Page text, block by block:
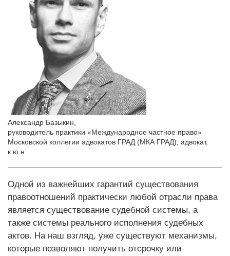
Александр Базыкин
руководитель практики «Международное частное право»
Московской коллегии адвокатов ГРАД (МКА ГРАД), адвокат,
к.ю.н.
Одной из важнейших гарантий существования
правоотношений практически любой отрасли права
является существование судебной системы, а
также системы реального исполнения судебных
актов. На наш взгляд, уже существуют механизмы,
которые позволяют получить отсрочку или